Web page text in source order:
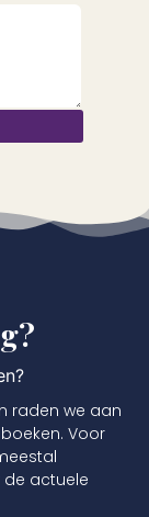
raden we aan
Voor
actuele